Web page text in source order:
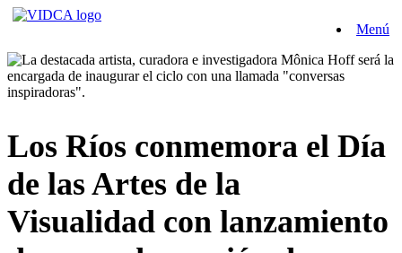
Saltar
Menú
Los Ríos conmemora el Día
de las Artes de la
Visualidad con lanzamiento